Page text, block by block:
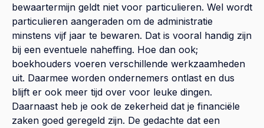
bewaartermijn geldt niet voor particulieren. Wel wordt
particulieren aangeraden om de administratie
minstens vijf jaar te bewaren. Dat is vooral handig zijn
bij een eventuele naheffing. Hoe dan ook;
boekhouders voeren verschillende werkzaamheden
uit. Daarmee worden ondernemers ontlast en dus
blijft er ook meer tijd over voor leuke dingen.
Daarnaast heb je ook de zekerheid dat je financiële
zaken goed geregeld zijn. De gedachte dat een